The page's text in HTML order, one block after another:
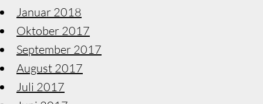
Januar 2018
Oktober 2017
September 2017
August 2017
Juli 2017